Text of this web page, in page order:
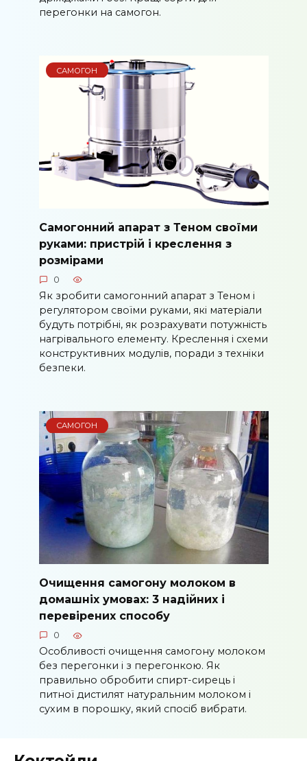
перегонки на самогон.
САМОГОН
Самогонний апарат з Теном своїми
руками: пристрій і креслення з
розмірами
0
Як зробити самогонний апарат з Теном і
регулятором своїми руками, які матеріали
будуть потрібні, як розрахувати потужність
нагрівального елементу. Креслення і схеми
конструктивних модулів, поради з техніки
безпеки.
САМОГОН
Очищення самогону молоком в
домашніх умовах: 3 надійних і
перевірених способу
0
Особливості очищення самогону молоком
без перегонки і з перегонкою. Як
правильно обробити спирт-сирець і
питної дистилят натуральним молоком і
сухим в порошку, який спосіб вибрати.